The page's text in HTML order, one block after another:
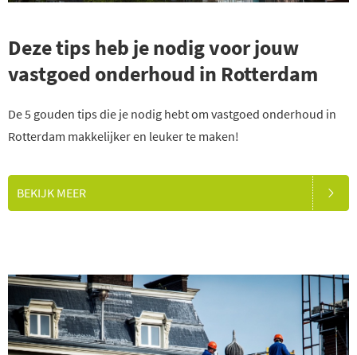
Deze tips heb je nodig voor jouw
vastgoed onderhoud in Rotterdam
De 5 gouden tips die je nodig hebt om vastgoed onderhoud in
Rotterdam makkelijker en leuker te maken!
BEKIJK MEER